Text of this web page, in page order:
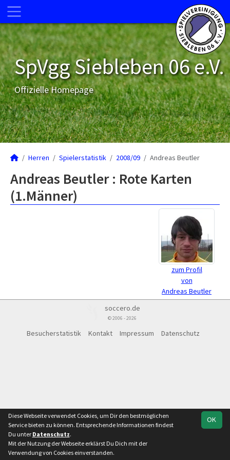
SpVgg Siebleben 06 e.V.
Offizielle Homepage
Herren Spielerstatistik 2008/09 Andreas Beutler
Andreas Beutler : Rote Karten
(1.Männer)
zum Profil
von
Andreas Beutler
soccero.de
© 2006 - 2026
Besucherstatistik Kontakt Impressum Datenschutz
OK
Diese Webseite verwendet Cookies, um Dir den bestmöglichen
Service bieten zu können. Entsprechende Informationen findest
Du unter Datenschutz.
Mit der Nutzung der Webseite erklärst Du Dich mit der
Verwendung von Cookies einverstanden.